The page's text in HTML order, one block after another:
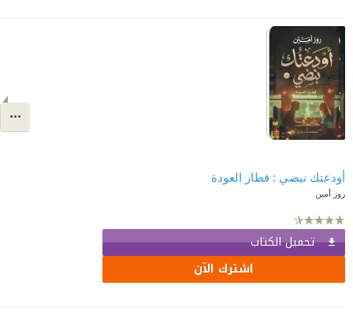
أودعتك نبضي : قطار العودة
روز أمين
تحميل الكتاب
اشترك الآن